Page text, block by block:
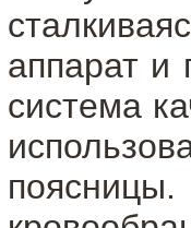
аппарат и
система